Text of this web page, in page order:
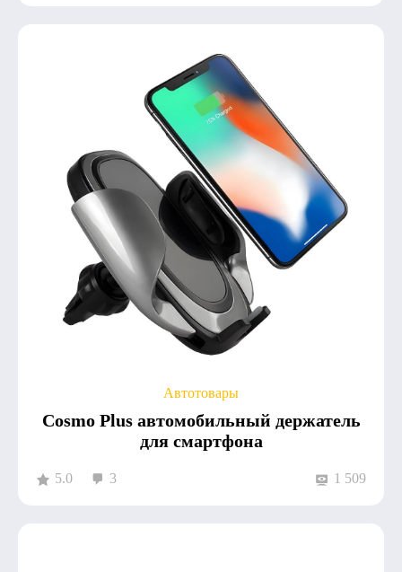
Автотовары
Cosmo Plus автомобильный держатель
для смартфона
5.0 3 1 509